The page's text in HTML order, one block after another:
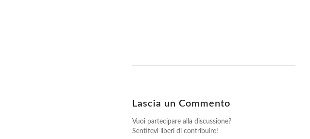
Lascia un Commento
Vuoi partecipare alla discussione?
Sentitevi liberi di contribuire!